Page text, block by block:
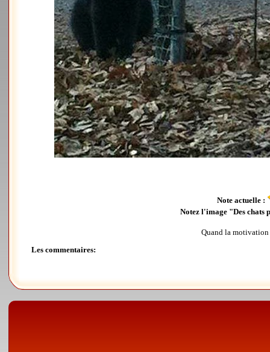
Note actuelle :
Notez l'image "Des chats
Quand la motivation
Les commentaires: